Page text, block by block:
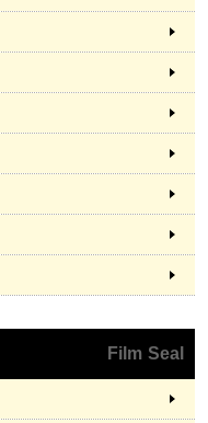
Film Seal